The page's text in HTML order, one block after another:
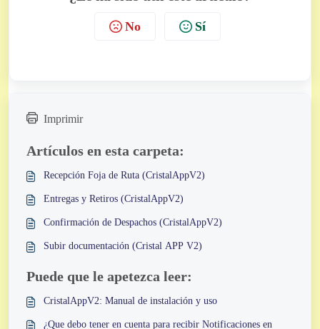
No Sí
Imprimir
Artículos en esta carpeta:
Recepción Foja de Ruta (CristalAppV2)
Entregas y Retiros (CristalAppV2)
Confirmación de Despachos (CristalAppV2)
Subir documentación (Cristal APP V2)
Puede que le apetezca leer:
CristalAppV2: Manual de instalación y uso
¿Que debo tener en cuenta para recibir Notificaciones en